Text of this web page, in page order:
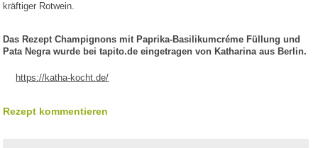
kräftiger Rotwein.
Das Rezept Champignons mit Paprika-Basilikumcréme Füllung und
Pata Negra wurde bei tapito.de eingetragen von Katharina aus Berlin.
https://katha-kocht.de/
Rezept kommentieren